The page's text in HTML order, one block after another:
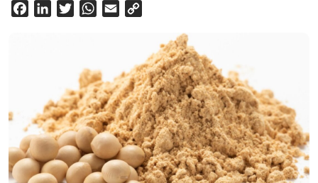
FacebookLinkedInTwitterWhatsApp
Email